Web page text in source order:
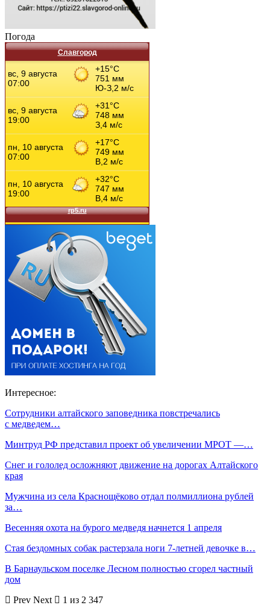
Погода
Славгород
Интересное:
Сотрудники алтайского заповедника повстречались
с медведем…
Минтруд РФ представил проект об увеличении МРОТ —…
Снег и гололед осложняют движение на дорогах Алтайского
края
Мужчина из села Краснощёково отдал полмиллиона рублей
за…
Весенняя охота на бурого медведя начнется 1 апреля
Стая бездомных собак растерзала ноги 7-летней девочке в…
В Барнаульском поселке Лесном полностью сгорел частный
дом
Prev Next
1 из 2 347